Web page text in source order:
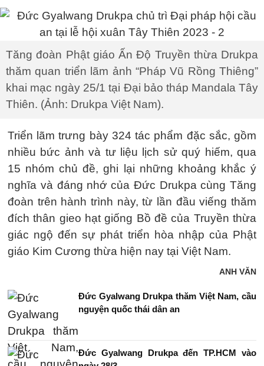
Tăng đoàn Phật giáo Ấn Độ Truyền thừa Drukpa
thăm quan triển lãm ảnh “Pháp Vũ Rồng Thiêng”
khai mạc ngày 25/1 tại Đại bảo tháp Mandala Tây
Thiên. (Ảnh: Drukpa Việt Nam).
Triển lãm trưng bày 324 tác phẩm đặc sắc, gồm
nhiều bức ảnh và tư liệu lịch sử quý hiếm, qua
15 nhóm chủ đề, ghi lại những khoảng khắc ý
nghĩa và đáng nhớ của Đức Drukpa cùng Tăng
đoàn trên hành trình này, từ lần đầu viếng thăm
đích thân gieo hạt giống Bồ đề của Truyền thừa
giác ngộ đến sự phát triển hòa nhập của Phật
giáo Kim Cương thừa hiện nay tại Việt Nam.
ANH VĂN
Đức Gyalwang Drukpa thăm Việt Nam, cầu
nguyện quốc thái dân an
Đức Gyalwang Drukpa đến TP.HCM vào